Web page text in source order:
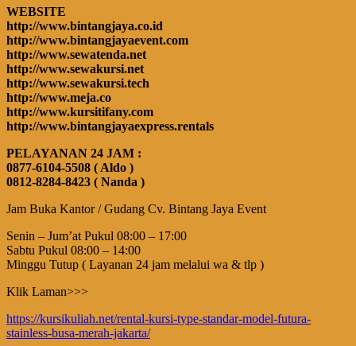
WEBSITE
http://www.bintangjaya.co.id
http://www.bintangjayaevent.com
http://www.sewatenda.net
http://www.sewakursi.net
http://www.sewakursi.tech
http://www.meja.co
http://www.kursitifany.com
http://www.bintangjayaexpress.rentals
PELAYANAN 24 JAM :
0877-6104-5508 ( Aldo )
0812-8284-8423 ( Nanda )
Jam Buka Kantor / Gudang Cv. Bintang Jaya Event
Senin – Jum’at Pukul 08:00 – 17:00
Sabtu Pukul 08:00 – 14:00
Minggu Tutup ( Layanan 24 jam melalui wa & tlp )
Klik Laman>>>
https://kursikuliah.net/rental-kursi-type-standar-model-futura-
stainless-busa-merah-jakarta/